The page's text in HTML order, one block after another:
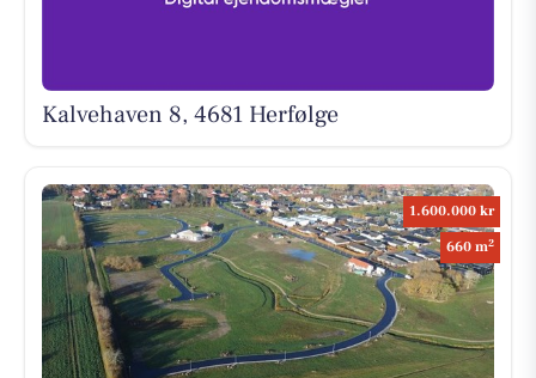
Kalvehaven 8, 4681 Herfølge
1.600.000 kr
660 m2